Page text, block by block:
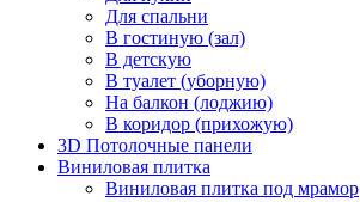
Для спальни
В гостиную (зал)
В детскую
В туалет (уборную)
На балкон (лоджию)
В коридор (прихожую)
3D Потолочные панели
Виниловая плитка
Виниловая плитка под мрамор